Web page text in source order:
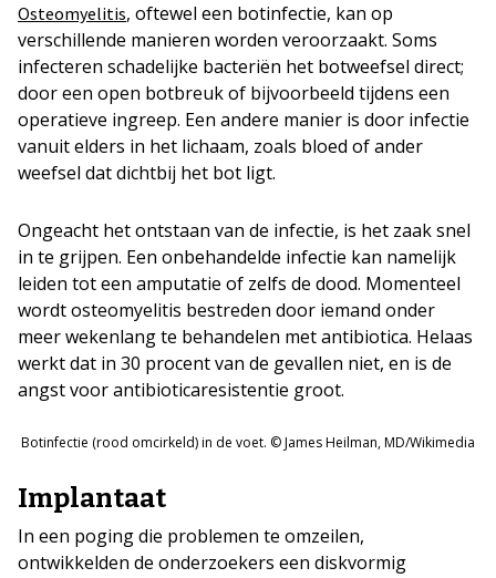
Osteomyelitis, oftewel een botinfectie, kan op
verschillende manieren worden veroorzaakt. Soms
infecteren schadelijke bacteriën het botweefsel direct;
door een open botbreuk of bijvoorbeeld tijdens een
operatieve ingreep. Een andere manier is door infectie
vanuit elders in het lichaam, zoals bloed of ander
weefsel dat dichtbij het bot ligt.
Ongeacht het ontstaan van de infectie, is het zaak snel
in te grijpen. Een onbehandelde infectie kan namelijk
leiden tot een amputatie of zelfs de dood. Momenteel
wordt osteomyelitis bestreden door iemand onder
meer wekenlang te behandelen met antibiotica. Helaas
werkt dat in 30 procent van de gevallen niet, en is de
angst voor antibioticaresistentie groot.
Botinfectie (rood omcirkeld) in de voet. © James Heilman, MD/Wikimedia
Implantaat
In een poging die problemen te omzeilen,
ontwikkelden de onderzoekers een diskvormig